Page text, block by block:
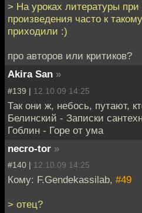
> На уроках литературы
произведения часто к
приходили :)
про авторов или критиков?
Akira San »
#139 | 12.10.09 14:25
Так они ж, небось, путают,
Белинский - Записки
Гоблин - Горе от ума
necro-tor »
#140 | 12.10.09 14:25
Кому: F.Gendekassilab, #49
> отец?